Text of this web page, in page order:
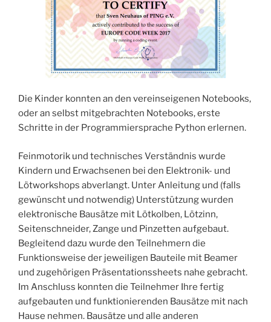
Die Kinder konnten an den vereinseigenen Notebooks,
oder an selbst mitgebrachten Notebooks, erste
Schritte in der Programmiersprache Python erlernen.
Feinmotorik und technisches Verständnis wurde
Kindern und Erwachsenen bei den Elektronik- und
Lötworkshops abverlangt. Unter Anleitung und (falls
gewünscht und notwendig) Unterstützung wurden
elektronische Bausätze mit Lötkolben, Lötzinn,
Seitenschneider, Zange und Pinzetten aufgebaut.
Begleitend dazu wurde den Teilnehmern die
Funktionsweise der jeweiligen Bauteile mit Beamer
und zugehörigen Präsentationssheets nahe gebracht.
Im Anschluss konnten die Teilnehmer Ihre fertig
aufgebauten und funktionierenden Bausätze mit nach
Hause nehmen. Bausätze und alle anderen